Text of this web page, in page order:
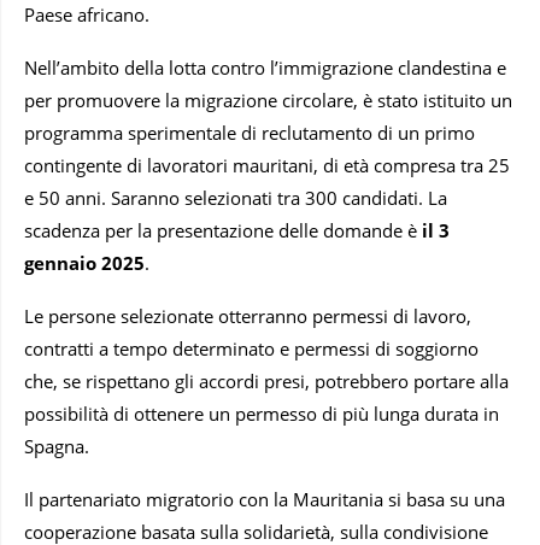
Paese africano.
Nell’ambito della lotta contro l’immigrazione clandestina e
per promuovere la migrazione circolare, è stato istituito un
programma sperimentale di reclutamento di un primo
contingente di lavoratori mauritani, di età compresa tra 25
e 50 anni. Saranno selezionati tra 300 candidati. La
scadenza per la presentazione delle domande è il 3
gennaio 2025.
Le persone selezionate otterranno permessi di lavoro,
contratti a tempo determinato e permessi di soggiorno
che, se rispettano gli accordi presi, potrebbero portare alla
possibilità di ottenere un permesso di più lunga durata in
Spagna.
Il partenariato migratorio con la Mauritania si basa su una
cooperazione basata sulla solidarietà, sulla condivisione